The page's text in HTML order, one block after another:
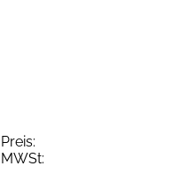
Preis:
MWSt: